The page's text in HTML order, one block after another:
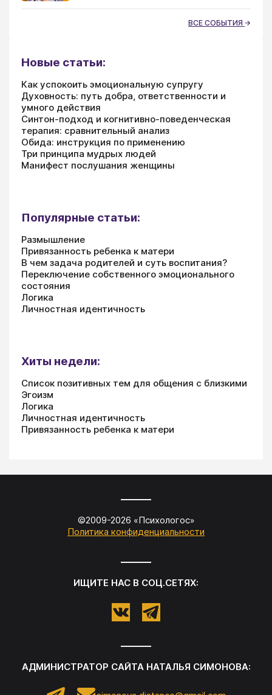
ВСЕ СОБЫТИЯ
Новые статьи:
Как успокоить эмоциональную супругу
Духовность: путь добра, ответственности и
умного действия
Синтон-подход и когнитивно-поведенческая
терапия: сравнительный анализ
Обида: инструкция по применению
Три принципа мудрых людей
Манифест послушания женщины
Популярные статьи:
Размышление
Привязанность ребенка к матери
В чем задача родителей и суть воспитания?
Переключение собственного эмоционального
состояния
Логика
Личностная идентичность
Хиты недели:
Список позитивных тем для общения с близкими
Эгоизм
Логика
Личностная идентичность
Привязанность ребенка к матери
©2009-2026 «Психологос»
Политика конфиденциальности
ИЩИТЕ НАС В СОЦ.СЕТЯХ:
АДМИНИСТРАТОР САЙТА НАТАЛЬЯ СИМОНОВА: